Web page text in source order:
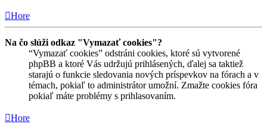
Hore
Na čo slúži odkaz "Vymazať cookies"?
“Vymazať cookies” odstráni cookies, ktoré sú vytvorené
phpBB a ktoré Vás udržujú prihlásených, ďalej sa taktiež
starajú o funkcie sledovania nových príspevkov na fórach a v
témach, pokiaľ to administrátor umožní. Zmažte cookies fóra
pokiaľ máte problémy s prihlasovaním.
Hore